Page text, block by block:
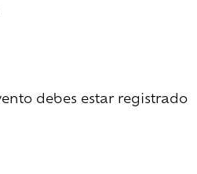
debes estar registrado